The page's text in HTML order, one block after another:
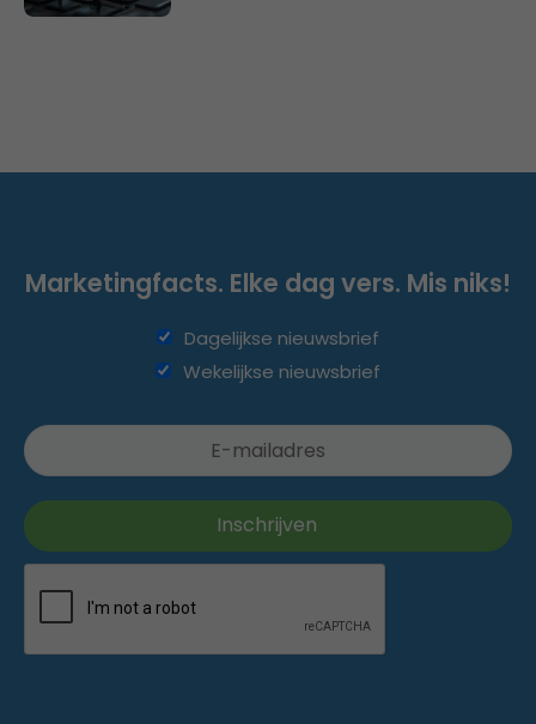
Marketingfacts. Elke dag vers. Mis niks!
Dagelijkse nieuwsbrief
Wekelijkse nieuwsbrief